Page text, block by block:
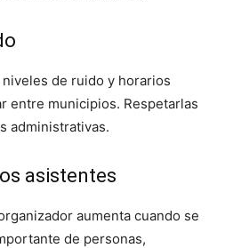
de ruido y horarios
entre municipios. Respetarlas
administrativas.
asistentes
aumenta cuando se
de personas,